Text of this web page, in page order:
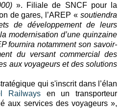
». Filiale de SNCF pour la
de gares, l’AREP « soutiendra
de développement de leurs
modernisation d’une quinzaine
fournira notamment son savoir-
du versant commercial des
aux voyageurs et des solutions
qui s'inscrit dans l’élan
Railways en un transporteur
aux services des voyageurs »,